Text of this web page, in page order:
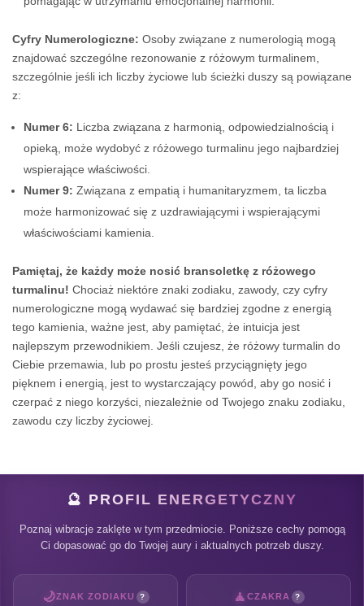
Cyfry Numerologiczne: Osoby związane z numerologią mogą
znajdować szczególne rezonowanie z różowym turmalinem,
szczególnie jeśli ich liczby życiowe lub ścieżki duszy są powiązane
z:
Numer 6: Liczba związana z harmonią, odpowiedzialnością i
opieką, może wydobyć z różowego turmalinu jego najbardziej
wspierające właściwości.
Numer 9: Związana z empatią i humanitaryzmem, ta liczba
może harmonizować się z uzdrawiającymi i wspierającymi
właściwościami kamienia.
Pamiętaj, że każdy może nosić bransoletkę z różowego
turmalinu! Chociaż niektóre znaki zodiaku, zawody, czy cyfry
numerologiczne mogą wydawać się bardziej zgodne z energią
tego kamienia, ważne jest, aby pamiętać, że intuicja jest
najlepszym przewodnikiem. Jeśli czujesz, że różowy turmalin do
Ciebie przemawia, lub po prostu jesteś przyciągnięty jego
pięknem i energią, jest to wystarczający powód, aby go nosić i
czerpać z niego korzyści, niezależnie od Twojego znaku zodiaku,
zawodu czy liczby życiowej.
🔮 PROFIL ENERGETYCZNY
Poznaj wibracje zaklęte w tym przedmiocie. Poniższe cechy pomogą
Ci dopasować go do Twojej aury i aktualnych potrzeb duszy.
🌙ZNAK ZODIAKU ? 🧘 CZAKRA ?